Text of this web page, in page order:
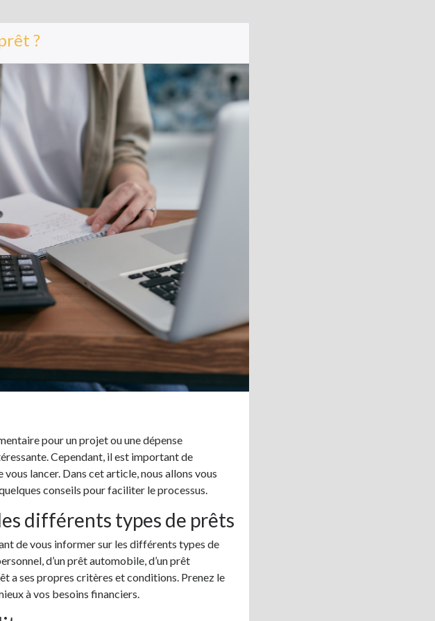
?
pour un projet ou une dépense
Cependant, il est important de
lancer. Dans cet article, nous allons vous
conseils pour faciliter le processus.
différents types de prêts
de vous informer sur les différents types de
d’un prêt automobile, d’un prêt
a ses propres critères et conditions. Prenez le
à vos besoins financiers.